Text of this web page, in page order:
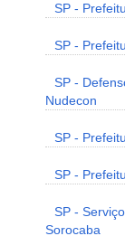
SP -
SP -
SP -
Nudecon
SP -
SP -
SP -
Sorocaba